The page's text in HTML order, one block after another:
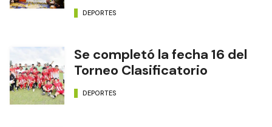
DEPORTES
Se completó la fecha 16 del
Torneo Clasificatorio
DEPORTES